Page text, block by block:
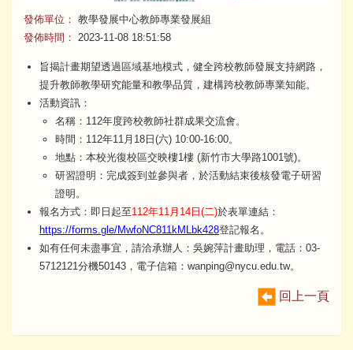
發佈單位： 教學發展中心教師專業發展組
發佈時間：
2023-11-08 18:51:58
旨揭計畫期望透過區域基地模式，健全跨校教師發展支持網路，
提升教師教學研究能量和教學品質，建構跨校教師專業知能。
活動資訊：
名稱：112年度跨校教師社群成果交流會。
時間：112年11月18日(六) 10:00-16:00。
地點：本校光復校區交映樓1樓 (新竹市大學路1001號)。
研習證明：完成簽到並參與者，於活動結束後核發電子研習
證明。
報名方式：即日起至112年11月14日(二)於表單連結：
https://forms.gle/MwfoNC811kMLbk428登記報名。
如有任何未盡事宜，請洽承辦人：吳婉萍計畫助理，電話：03-
5712121分機50143，電子信箱：wanping@nycu.edu.tw。
回上一頁